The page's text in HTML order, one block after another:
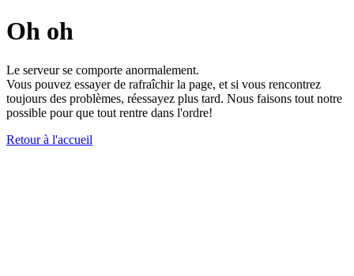
Oh oh
Le serveur se comporte anormalement.
Vous pouvez essayer de rafraîchir la page, et si vous rencontrez
toujours des problèmes, réessayez plus tard. Nous faisons tout notre
possible pour que tout rentre dans l'ordre!
Retour à l'accueil